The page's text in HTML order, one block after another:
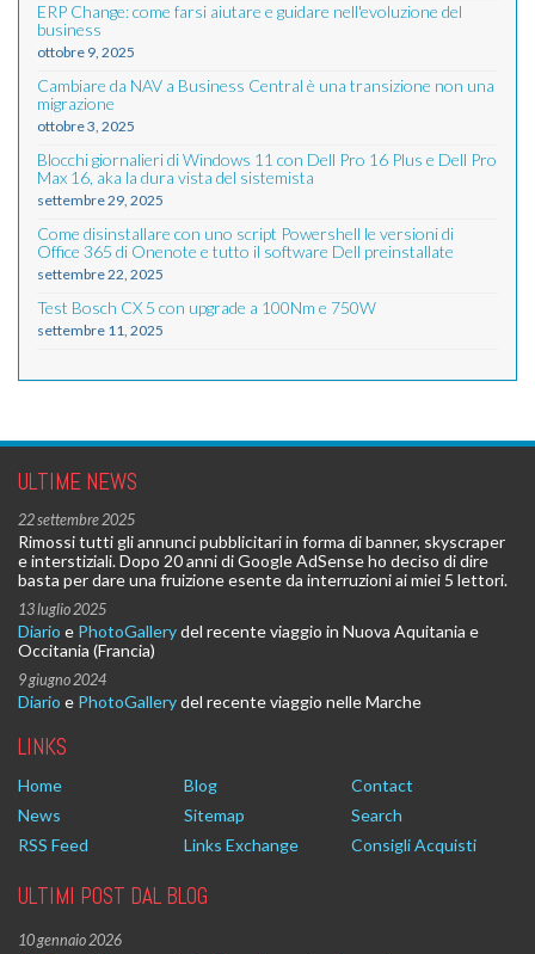
ERP Change: come farsi aiutare e guidare nell'evoluzione del
business
ottobre 9, 2025
Cambiare da NAV a Business Central è una transizione non una
migrazione
ottobre 3, 2025
Blocchi giornalieri di Windows 11 con Dell Pro 16 Plus e Dell Pro
Max 16, aka la dura vista del sistemista
settembre 29, 2025
Come disinstallare con uno script Powershell le versioni di
Office 365 di Onenote e tutto il software Dell preinstallate
settembre 22, 2025
Test Bosch CX 5 con upgrade a 100Nm e 750W
settembre 11, 2025
ULTIME NEWS
22 settembre 2025
Rimossi tutti gli annunci pubblicitari in forma di banner, skyscraper
e interstiziali. Dopo 20 anni di Google AdSense ho deciso di dire
basta per dare una fruizione esente da interruzioni ai miei 5 lettori.
13 luglio 2025
Diario e PhotoGallerydel recente viaggio in Nuova Aquitania e
Occitania (Francia)
9 giugno 2024
Diario e PhotoGallerydel recente viaggio nelle Marche
LINKS
Home Blog
Contact
News
Sitemap
Search
RSS Feed
Links Exchange Consigli Acquisti
ULTIMI POST DAL BLOG
10 gennaio 2026